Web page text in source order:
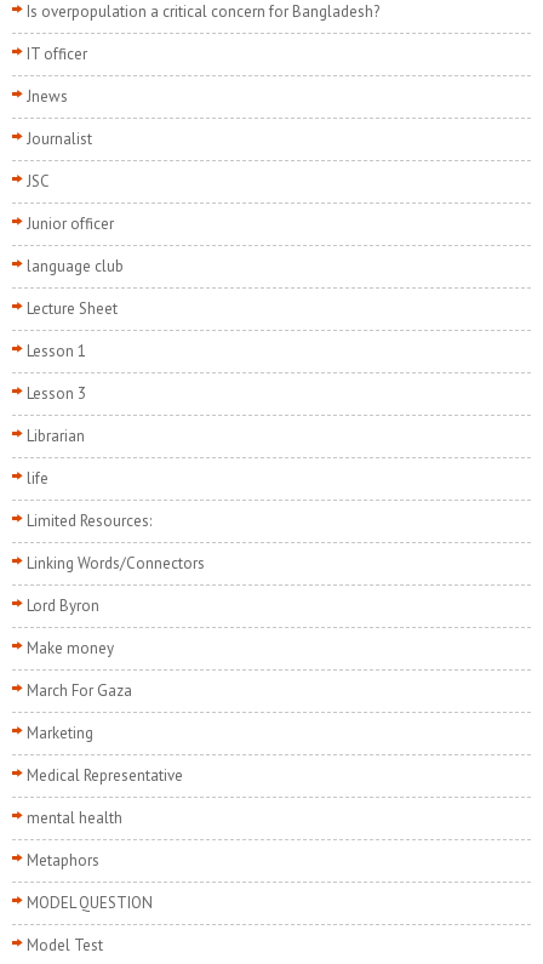
Is overpopulation a critical concern for Bangladesh?
IT officer
Jnews
Journalist
JSC
Junior officer
language club
Lecture Sheet
Lesson 1
Lesson 3
Librarian
life
Limited Resources:
Linking Words/Connectors
Lord Byron
Make money
March For Gaza
Marketing
Medical Representative
mental health
Metaphors
MODEL QUESTION
Model Test